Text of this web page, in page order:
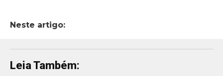
Neste artigo:
Leia Também: